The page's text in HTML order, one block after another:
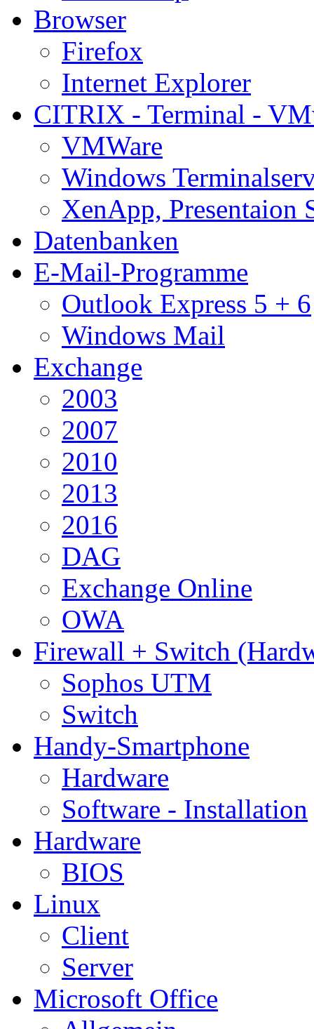
Browser
Firefox
Internet Explorer
CITRIX - Terminal -
VMWare
Windows
XenApp, Presentaion
Datenbanken
E-Mail-Programme
Outlook Express 5 + 6
Windows Mail
Exchange
2003
2007
2010
2013
2016
DAG
Exchange Online
OWA
Firewall + Switch
Sophos UTM
Switch
Handy-Smartphone
Hardware
Software - Installation
Hardware
BIOS
Linux
Client
Server
Microsoft Office